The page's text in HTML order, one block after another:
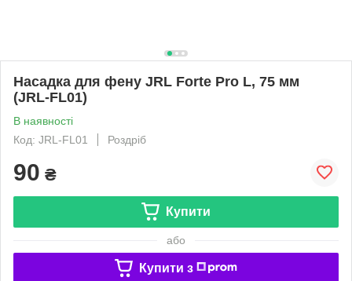
Насадка для фену JRL Forte Pro L, 75 мм
(JRL-FL01)
В наявності
Код: JRL-FL01
Роздріб
90 ₴
Купити
або
Купити з